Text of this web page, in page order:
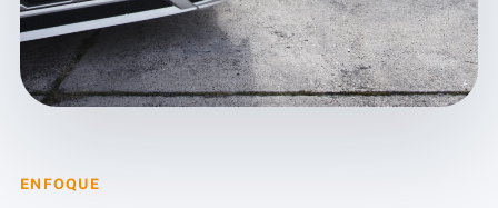
ENFOQUE